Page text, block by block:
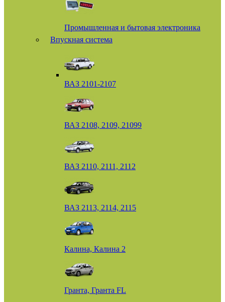
Промышленная и бытовая электроника
Впускная система
ВАЗ 2101-2107
ВАЗ 2108, 2109, 21099
ВАЗ 2110, 2111, 2112
ВАЗ 2113, 2114, 2115
Калина, Калина 2
Гранта, Гранта FL